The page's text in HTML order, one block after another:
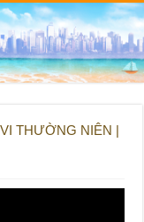
THƯỜNG NIÊN |